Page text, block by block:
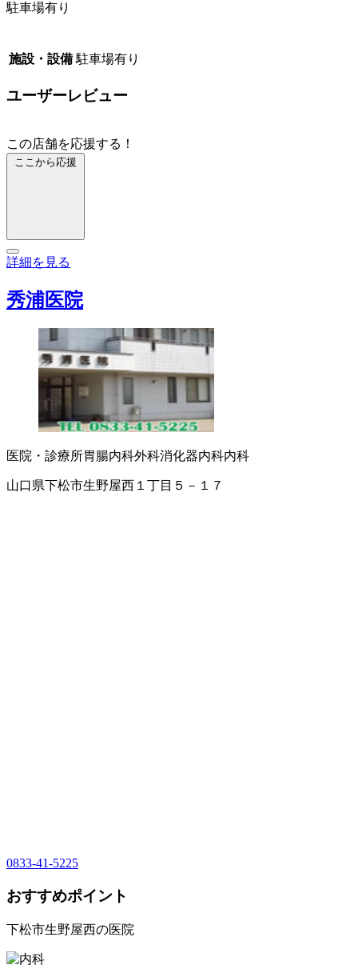
駐車場有り
施設・設備 駐車場有り
ユーザーレビュー
この店舗を応援する！
ここから応援
詳細を見る
秀浦医院
医院・診療所胃腸内科外科消化器内科内科
山口県下松市生野屋西１丁目５－１７
0833-41-5225
おすすめポイント
下松市生野屋西の医院